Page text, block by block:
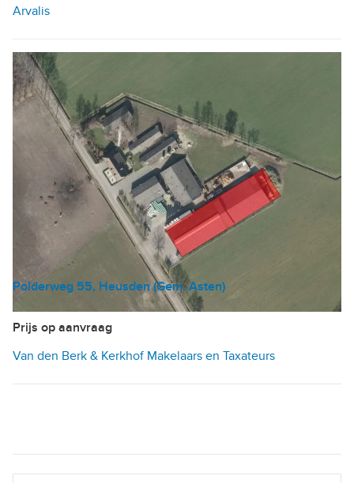
Arvalis
Polderweg 55, Heusden (Gem. Asten)
Melkveehouderij
Prijs op aanvraag
Van den Berk & Kerkhof Makelaars en Taxateurs